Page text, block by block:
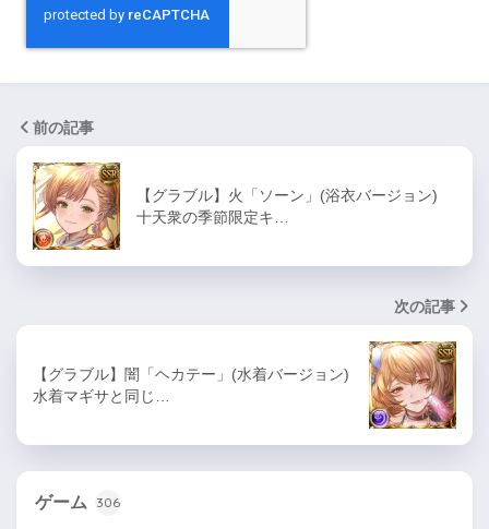
前の記事
【グラブル】火「ソーン」(浴衣バージョン)
十天衆の季節限定キ…
次の記事
【グラブル】闇「ヘカテー」(水着バージョン)
水着マギサと同じ…
ゲーム 306